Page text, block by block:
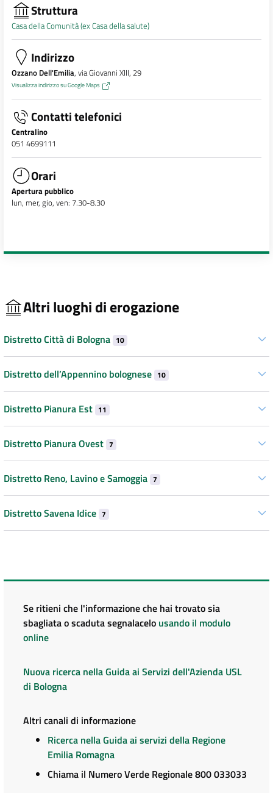
Struttura
Casa della Comunità (ex Casa della salute)
Indirizzo
Ozzano Dell'Emilia, via Giovanni XIII, 29
Visualizza indirizzo su Google Maps
Contatti telefonici
Centralino
051 4699111
Orari
Apertura pubblico
lun, mer, gio, ven: 7.30-8.30
Altri luoghi di erogazione
Distretto Città di Bologna 10
Distretto dell’Appennino bolognese 10
Distretto Pianura Est 11
Distretto Pianura Ovest 7
Distretto Reno, Lavino e Samoggia 7
Distretto Savena Idice 7
Se ritieni che l'informazione che hai trovato sia
sbagliata o scaduta segnalacelo usando il modulo
online
Nuova ricerca nella Guida ai Servizi dell'Azienda USL
di Bologna
Altri canali di informazione
Ricerca nella Guida ai servizi della Regione
Emilia Romagna
Chiama il Numero Verde Regionale 800 033033